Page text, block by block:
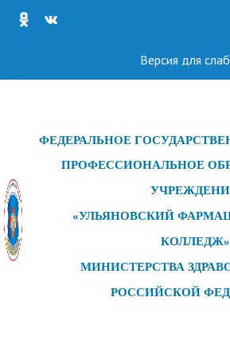
Версия для
ФЕДЕРАЛЬНОЕ ГОСУДАРСТ
ПРОФЕССИОНАЛЬНОЕ
«УЛЬЯНОВСКИЙ
КОЛЛЕДЖ»
МИНИСТЕРСТВА
РОССИЙСКОЙ